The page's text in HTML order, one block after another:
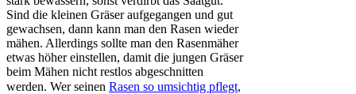
Sind die kleinen Gräser aufgegangen und gut
gewachsen, dann kann man den Rasen wieder
mähen. Allerdings sollte man den Rasenmäher
etwas höher einstellen, damit die jungen Gräser
beim Mähen nicht restlos abgeschnitten
werden. Wer seinen Rasen so umsichtig pflegt,